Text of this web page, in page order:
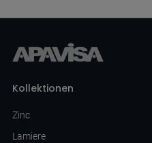
Kollektionen
Zinc
Lamiere